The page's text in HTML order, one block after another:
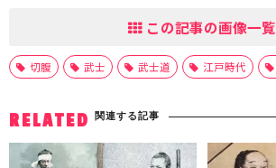
この記事の画像一覧
切腹 武士 武士道 江戸時代
RELATED 関連する記事